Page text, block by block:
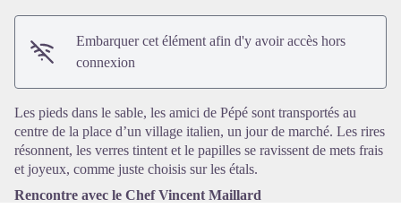
Voir l'image en plein écran
Embarquer cet élément afin d'y avoir accès hors
connexion
Les pieds dans le sable, les amici de Pépé sont transportés au
centre de la place d’un village italien, un jour de marché. Les rires
résonnent, les verres tintent et le papilles se ravissent de mets frais
et joyeux, comme juste choisis sur les étals.
Rencontre avec le Chef Vincent Maillard